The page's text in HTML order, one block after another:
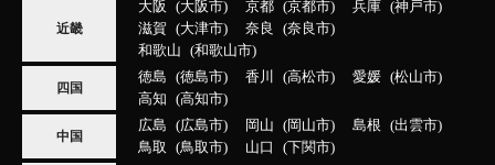
近畿
大阪 大阪市 京都 京都市 兵庫
神戸市
滋賀
大津市 奈良
奈良市
和歌山
和歌山市
四国
徳島 徳島市 香川 高松市 愛媛
松山市
高知
高知市
中国
広島 広島市 岡山 岡山市 島根
出雲市
鳥取
鳥取市 山口 下関市